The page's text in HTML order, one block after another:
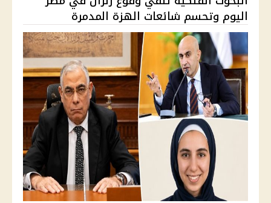
اليوم وتحسم شائعات الهزة المدمرة